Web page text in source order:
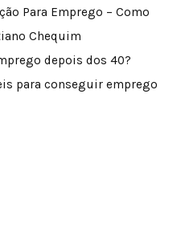
Para Emprego – Como
Chequim
depois dos 40?
para conseguir emprego